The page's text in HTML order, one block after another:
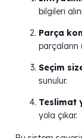
bilgileri
Parça
parçaların
Seçim
sunulur.
Teslimat
yola çıkar.